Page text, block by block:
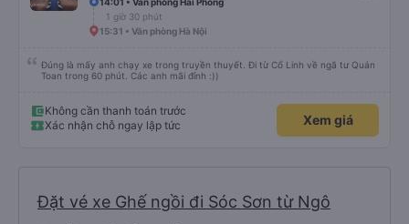
1 giờ 30 phút
15:31 • Văn phòng Hà Nội
Đúng là mấy anh chạy xe trong truyền thuyết. Đi từ Cổ Linh về ngã tư Quán
Toan trong 60 phút. Các anh mãi đỉnh :))
Không cần thanh toán trước
Xác nhận chỗ ngay lập tức
Xem giá
Đặt vé xe Ghế ngồi đi Sóc Sơn từ Ngô